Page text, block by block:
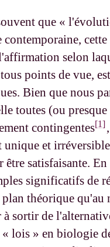
que «
cette
selon
points de vue,
Bien que nous
toutes (ou presque
contingentes[1]
et
satisfaisante.
significatifs de
théorique qu'au
à sortir de
lois » en biologie